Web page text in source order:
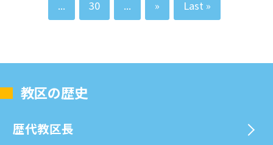
... 30 ... » Last »
教区の歴史
歴代教区⻑